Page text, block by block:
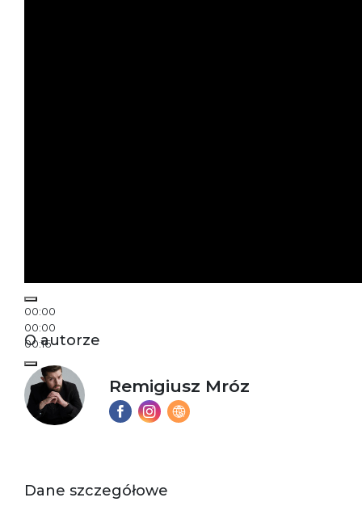
00:00
00:00
00:16
O autorze
Remigiusz Mróz
Dane szczegółowe